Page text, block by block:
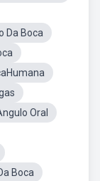
Da Boca
Oral
Boca